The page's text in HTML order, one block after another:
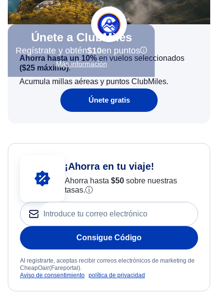
Únete a ClubMiles
Regístrate y obtén$10en puntos
Más información
Ahorra hasta un 10% en vuelos seleccionados
($25 máximo).
Acumula millas aéreas y puntos ClubMiles.
Únete gratis
¡Ahorra en tu viaje!
Ahorra hasta $50sobre nuestras
tasas.ⓘ
Consigue Código
Al registrarte, aceptas recibir correos electrónicos de marketing de
CheapOair(Fareportal).
Aviso de consentimiento política de privacidad